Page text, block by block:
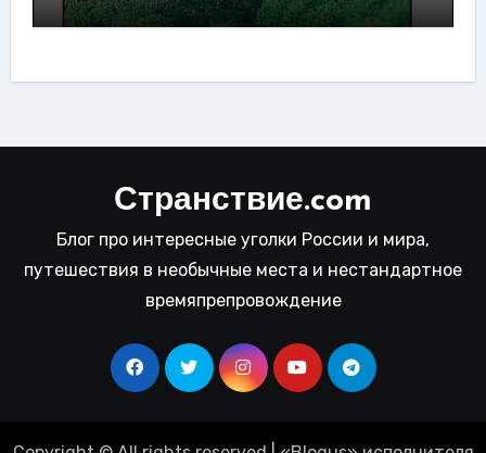
Странствие.com
Блог про интересные уголки России и мира,
путешествия в необычные места и нестандартное
времяпрепровождение